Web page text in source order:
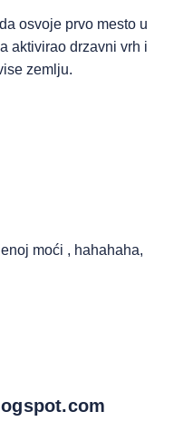
osvoje prvo mesto u
aktivirao drzavni vrh i
zemlju.
moći , hahahaha,